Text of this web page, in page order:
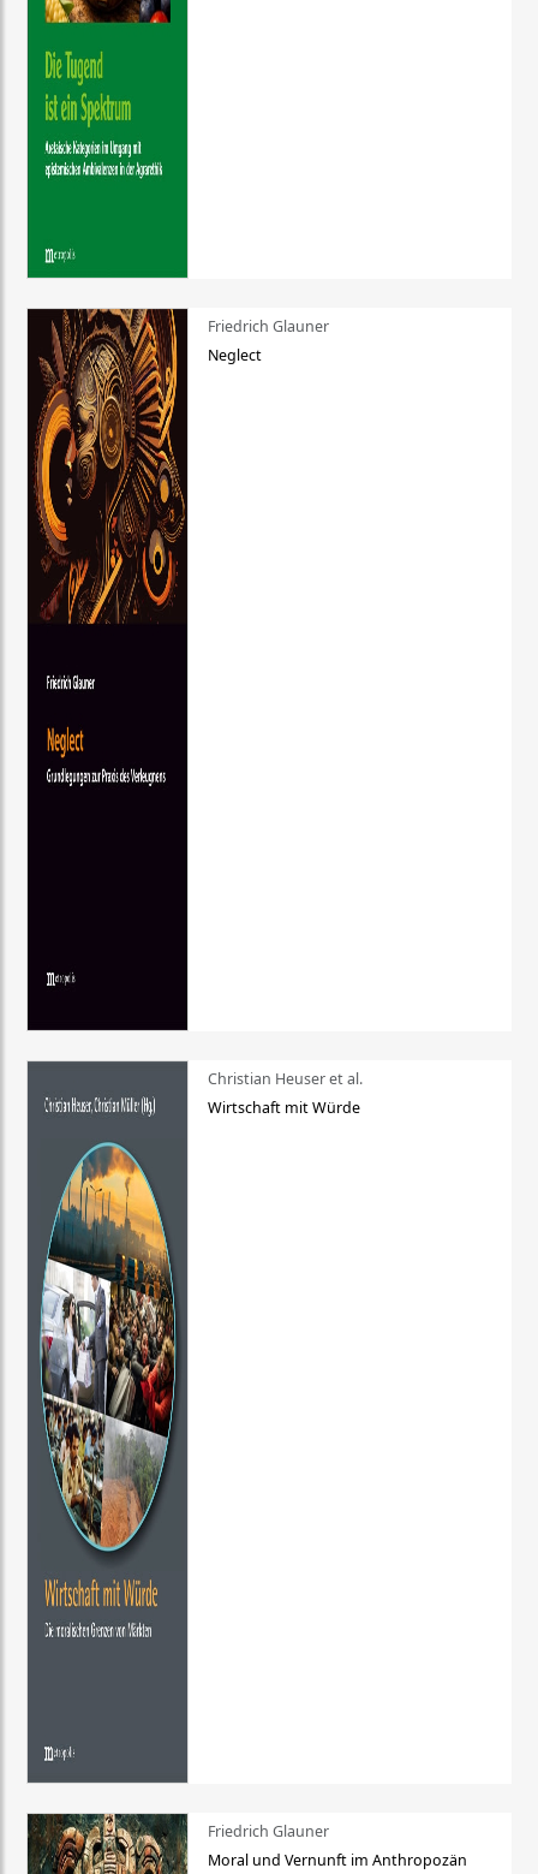
Friedrich Glauner
Neglect
Christian Heuser et al.
Wirtschaft mit Würde
Friedrich Glauner
Moral und Vernunft im Anthropozän